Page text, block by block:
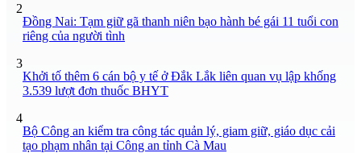
2
Đồng Nai: Tạm giữ gã thanh niên bạo hành bé gái 11 tuổi con
riêng của người tình
3
Khởi tố thêm 6 cán bộ y tế ở Đắk Lắk liên quan vụ lập khống
3.539 lượt đơn thuốc BHYT
4
Bộ Công an kiểm tra công tác quản lý, giam giữ, giáo dục cải
tạo phạm nhân tại Công an tỉnh Cà Mau